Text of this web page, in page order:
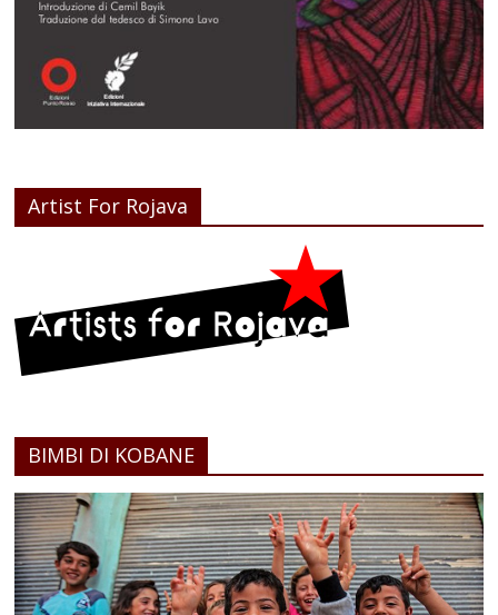
Artist For Rojava
BIMBI DI KOBANE